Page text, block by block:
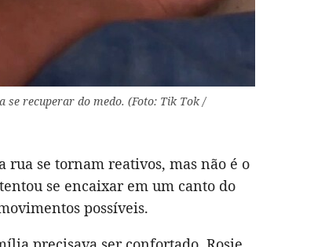
se recuperar do medo. (Foto: Tik Tok /
rua se tornam reativos, mas não é o
se encaixar em um canto do
possíveis.